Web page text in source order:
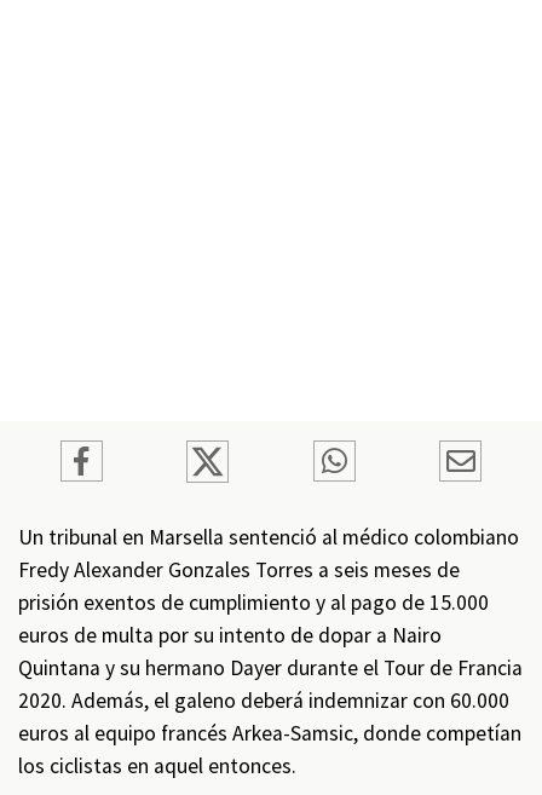
Un tribunal en Marsella sentenció al médico colombiano
Fredy Alexander Gonzales Torres a seis meses de
prisión exentos de cumplimiento y al pago de 15.000
euros de multa por su intento de dopar a Nairo
Quintana y su hermano Dayer durante el Tour de Francia
2020. Además, el galeno deberá indemnizar con 60.000
euros al equipo francés Arkea-Samsic, donde competían
los ciclistas en aquel entonces.